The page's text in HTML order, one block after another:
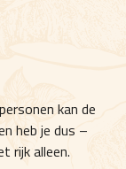
kan de
heb je dus –
rijk alleen.